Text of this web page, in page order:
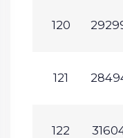
120
121
122